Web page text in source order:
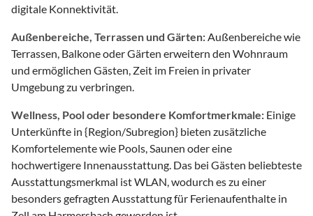
digitale Konnektivität.
Außenbereiche, Terrassen und Gärten:Außenbereiche wie
Terrassen, Balkone oder Gärten erweitern den Wohnraum
und ermöglichen Gästen, Zeit im Freien in privater
Umgebung zu verbringen.
Wellness, Pool oder besondere Komfortmerkmale: Einige
Unterkünfte in {Region/Subregion} bieten zusätzliche
Komfortelemente wie Pools, Saunen oder eine
hochwertigere Innenausstattung. Das bei Gästen beliebteste
Ausstattungsmerkmal ist WLAN, wodurch es zu einer
besonders gefragten Ausstattung für Ferienaufenthalte in